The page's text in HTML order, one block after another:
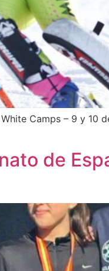
Camps – 9 y 10
de